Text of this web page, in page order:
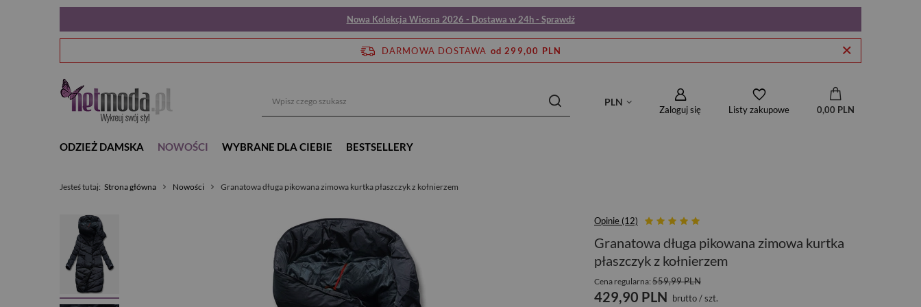
Nowa Kolekcja Wiosna 2026 - Dostawa w 24h - Sprawdź
DARMOWA DOSTAWA od 299,00 PLN
PLN
Zaloguj się Listy zakupowe 0,00 PLN
ODZIEŻ DAMSKA NOWOŚCI WYBRANE DLA CIEBIE BESTSELLERY
Jesteś tutaj: Strona główna Nowości Granatowa długa pikowana zimowa kurtka płaszczyk z kołnierzem
Opinie (12)
Granatowa długa pikowana zimowa kurtka
płaszczyk z kołnierzem
Cena regularna:559,99 PLN
429,90 PLN brutto/szt.